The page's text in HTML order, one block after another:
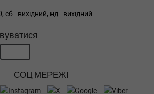
сб - вихідний, нд - вихідний
СОЦ МЕРЕЖІ